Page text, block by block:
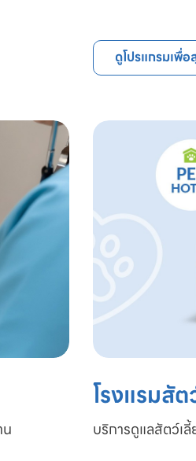
ดูโปรแกรมเพื่
โรงแรมสัต
บริการดูแลสัตว์เ